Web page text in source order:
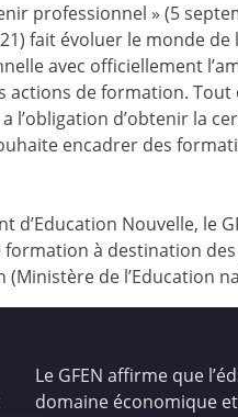
professionnel » (5
fait évoluer le monde
avec officiellement
actions de formation. Tout
l’obligation d’obtenir la
encadrer des
d’Education Nouvelle, le
formation à destination
(Ministère de l’Education
Le GFEN affirme que
domaine économique